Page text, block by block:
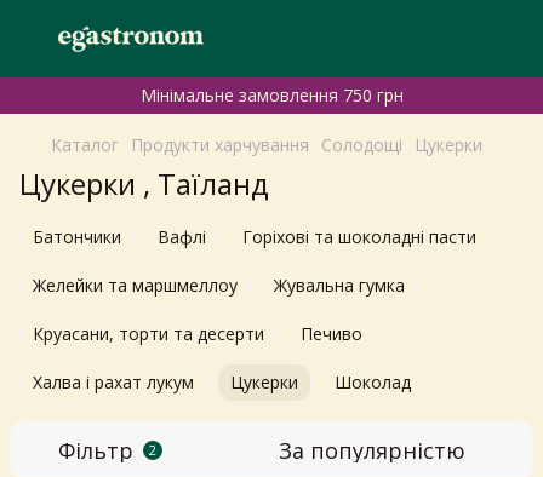
Мінімальне замовлення 750 грн
Каталог Продукти харчування Солодощі Цукерки
Цукерки , Таїланд
Батончики Вафлі Горіхові та шоколадні пасти
Желейки та маршмеллоу Жувальна гумка
Круасани, торти та десерти Печиво
Халва і рахат лукум Цукерки Шоколад
Фільтр 2 За популярністю